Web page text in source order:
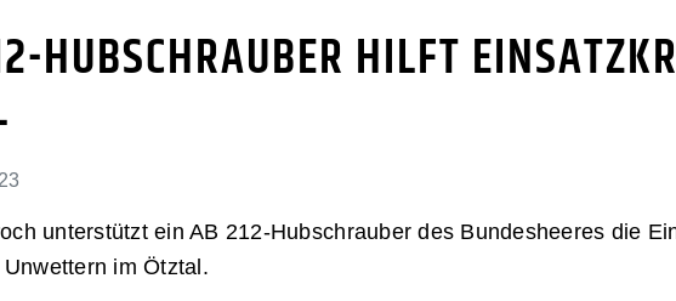
HUBSCHRAUBER HILFT
unterstützt ein AB 212-Hubschrauber des Bundesheeres die
im Ötztal.